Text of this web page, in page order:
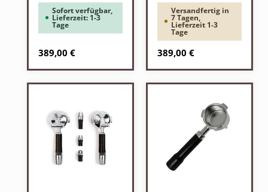
Sofort verfügbar,
Lieferzeit: 1-3
Tage
Regulärer Preis:
389,00 €
Versandfertig in
7 Tagen,
Lieferzeit 1-3
Tage
Regulärer Preis:
389,00 €